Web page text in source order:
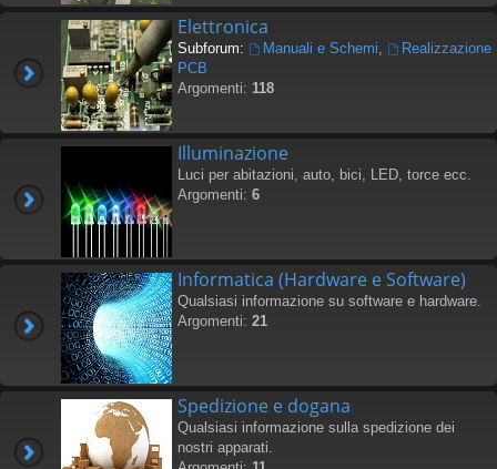
Elettronica
Subforum: Manuali e Schemi,
Realizzazione
PCB
Argomenti: 118
Illuminazione
Luci per abitazioni, auto, bici, LED, torce ecc.
Argomenti: 6
Informatica (Hardware e Software)
Qualsiasi informazione su software e hardware.
Argomenti: 21
Spedizione e dogana
Qualsiasi informazione sulla spedizione dei
nostri apparati.